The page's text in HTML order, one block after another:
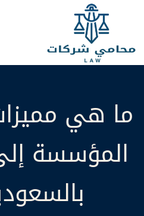
ما هي
المؤسسة